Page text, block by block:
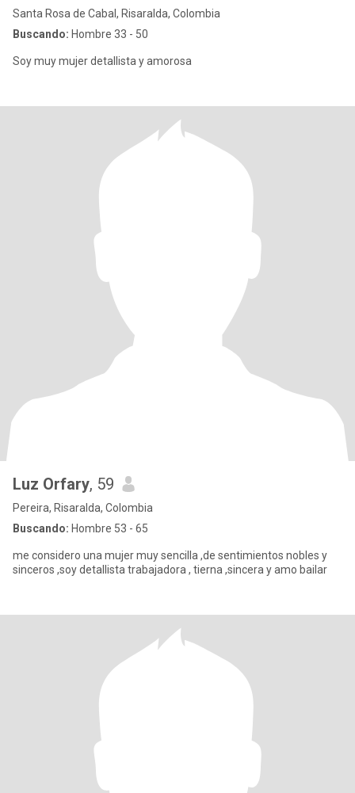
Santa Rosa de Cabal, Risaralda, Colombia
Buscando: Hombre 33 - 50
Soy muy mujer detallista y amorosa
Luz Orfary, 59
Pereira, Risaralda, Colombia
Buscando: Hombre 53 - 65
me considero una mujer muy sencilla ,de sentimientos nobles y
sinceros ,soy detallista trabajadora , tierna ,sincera y amo bailar